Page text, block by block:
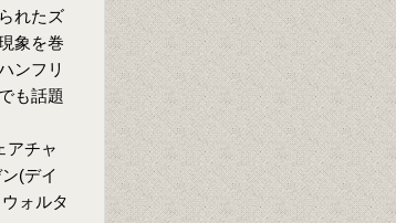
れたズ
象を巻
ンフリ
も話題
アチャ
(デイ
ォルタ